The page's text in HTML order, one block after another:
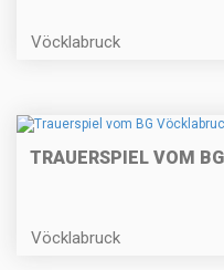
Vöcklabruck
TRAUERSPIEL VOM
Vöcklabruck